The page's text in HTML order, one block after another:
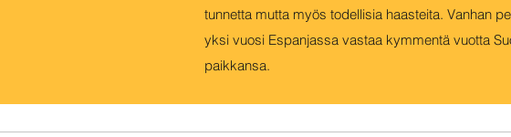
OMAA ELÄMÄÄ ESPANJAN AURINGON ALLA
tunnetta mutta myös todellisia haasteita. Vanhan
yksi vuosi Espanjassa vastaa kymmentä vuotta
paikkansa.